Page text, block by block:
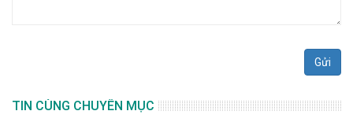
Gửi
TIN CÙNG CHUYÊN MỤC